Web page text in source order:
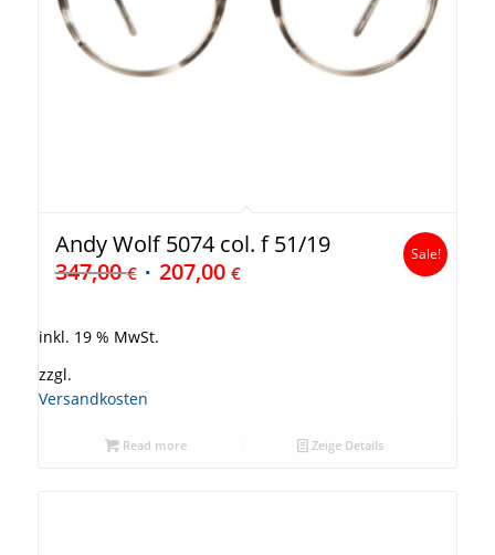
Andy Wolf 5074 col. f 51/19
347,00€ 207,00 €
Sale!
inkl. 19 % MwSt.
zzgl.
Versandkosten
Read more Zeige Details